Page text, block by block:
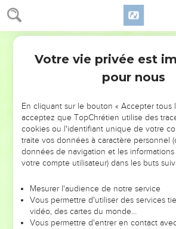
NE MANQUEZ PAS
DE L’ANNÉE
ET SI LEURS ERREURS POUVAIENT
VOTRES ?
leur foi ou leur vision. Mais on voit moins
et les saisons difficiles qu'ils ont traversés,
sont elles qui les ont
Votre vie privée est
pour nous
En cliquant sur le bouton « Accepter tous
acceptez que TopChrétien utilise des
cookies ou l'identifiant unique de votre
traite vos données à caractère personnel
données de navigation et les
votre compte utilisateur) dans les buts
Mesurer l'audience de notre service
Vous permettre d'utiliser des services
vidéo, des cartes du monde…
Vous permettre d'entrer en contact